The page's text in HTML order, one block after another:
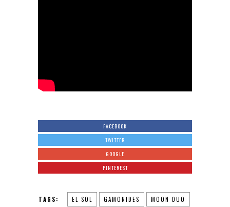
FACEBOOK
TWITTER
GOOGLE
PINTEREST
TAGS: EL SOL GAMONIDES MOON DUO